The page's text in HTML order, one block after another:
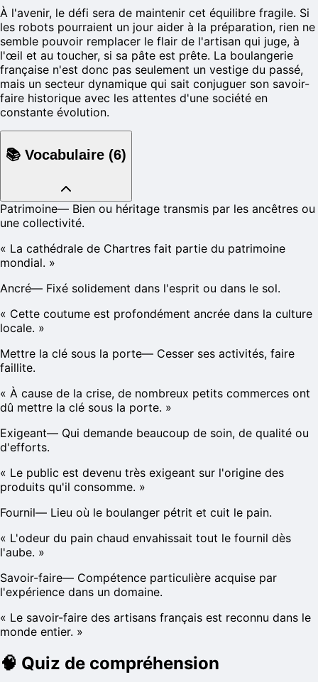
À l'avenir, le défi sera de maintenir cet équilibre fragile. Si
les robots pourraient un jour aider à la préparation, rien ne
semble pouvoir remplacer le flair de l'artisan qui juge, à
l'œil et au toucher, si sa pâte est prête. La boulangerie
française n'est donc pas seulement un vestige du passé,
mais un secteur dynamique qui sait conjuguer son savoir-
faire historique avec les attentes d'une société en
constante évolution.
📚 Vocabulaire (6)
Patrimoine— Bien ou héritage transmis par les ancêtres ou
une collectivité.
« La cathédrale de Chartres fait partie du patrimoine
mondial. »
Ancré— Fixé solidement dans l'esprit ou dans le sol.
« Cette coutume est profondément ancrée dans la culture
locale. »
Mettre la clé sous la porte— Cesser ses activités, faire
faillite.
« À cause de la crise, de nombreux petits commerces ont
dû mettre la clé sous la porte. »
Exigeant— Qui demande beaucoup de soin, de qualité ou
d'efforts.
« Le public est devenu très exigeant sur l'origine des
produits qu'il consomme. »
Fournil— Lieu où le boulanger pétrit et cuit le pain.
« L'odeur du pain chaud envahissait tout le fournil dès
l'aube. »
Savoir-faire— Compétence particulière acquise par
l'expérience dans un domaine.
« Le savoir-faire des artisans français est reconnu dans le
monde entier. »
🧠 Quiz de compréhension